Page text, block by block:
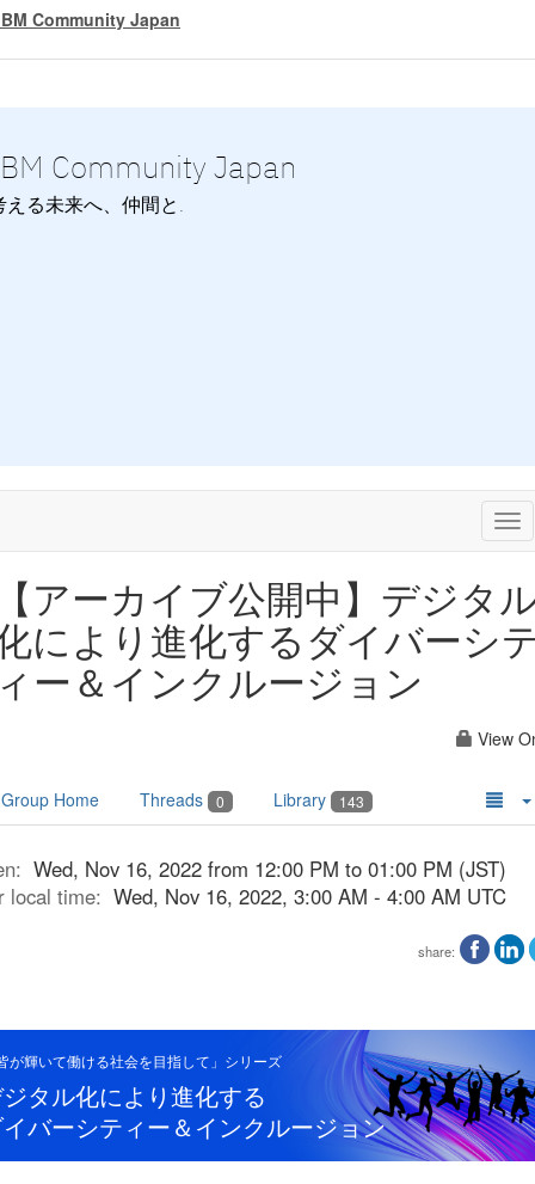
Community Japan
Community Japan
える未来へ、仲間と.
アーカイブ公開中】デジタ
により進化するダイバーシ
ー＆インクルージョン
View
Group Home Threads 0 Library 143
Wed, Nov 16, 2022 from 12:00 PM to 01:00 PM (JST)
local time: Wed, Nov 16, 2022, 3:00 AM - 4:00 AM UTC
share:
が輝いて働ける社会を目指して」シリーズ
タル化により進化する
バーシティー＆インクルージョン